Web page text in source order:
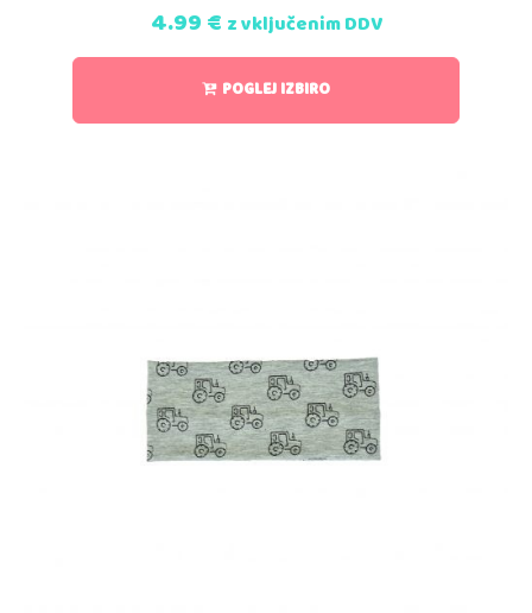
4.99€ z vključenim DDV
POGLEJ IZBIRO